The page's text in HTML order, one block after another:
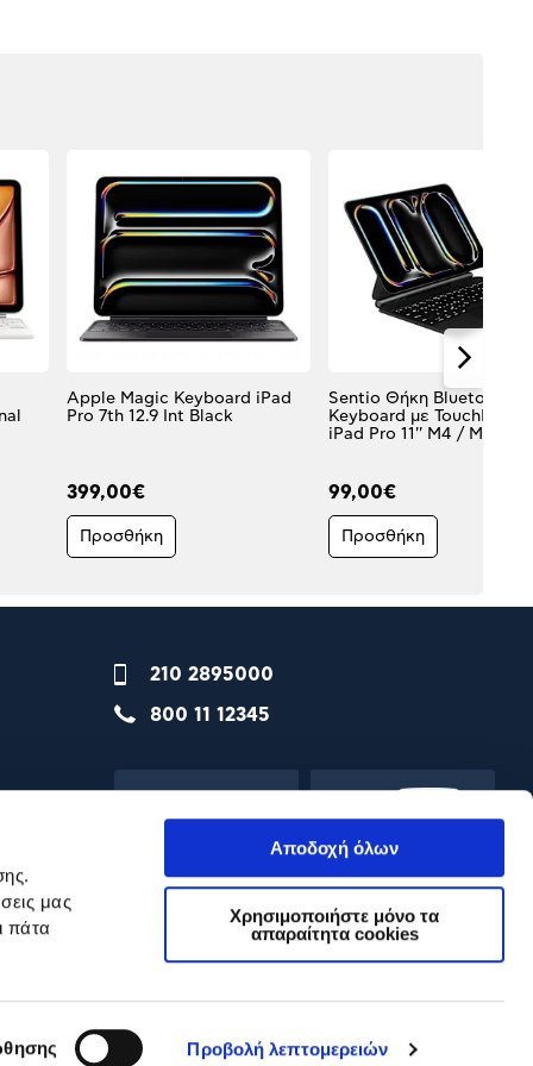
μας
πάτα
Προβολή λεπτομερειών
Αποδοχή όλων
Χρησιμοποιήστε μόνο τα
απαραίτητα cookies
Apple Magic Keyboard iPad
Pro 7th 12.9 Int Black
399,00€
Προσθήκη
Sentio Θήκη Bluetooth
Keyboard με TouchPad
iPad Pro 11'' M4 / M5
99,00€
Προσθήκη
210 2895000
800 11 12345